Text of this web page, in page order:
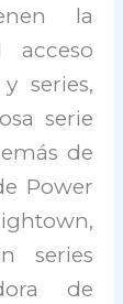
la
series,
serie
de
Power
series
de